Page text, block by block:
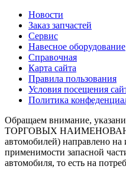
Новости
Заказ запчастей
Сервис
Навесное оборудование
Справочная
Карта сайта
Правила пользования
Условия посещения
Политика
Обращаем внимание,
ТОРГОВЫХ
автомобилей) направлено
применимости запасной
автомобиля, то есть на